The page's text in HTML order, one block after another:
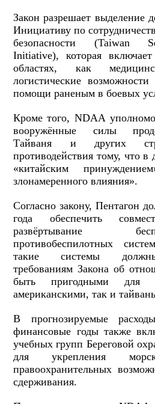
Закон разрешает выделение
Инициативу по
безопасности (Taiwan
Initiative), которая
областях, как
логистические
помощи раненым в боевых
Кроме того, NDAA
вооружённые силы
Тайваня и других
противодействия тому, что в
«китайским
злонамеренного влияния».
Согласно закону, Пентагон
года обеспечить
развёртывание
противобеспилотных
такие системы должны
требованиям Закона об
быть пригодными для
американскими, так и
В прогнозируемые
финансовые годы также
учебных групп Береговой
для укрепления
правоохранительных
сдерживания.